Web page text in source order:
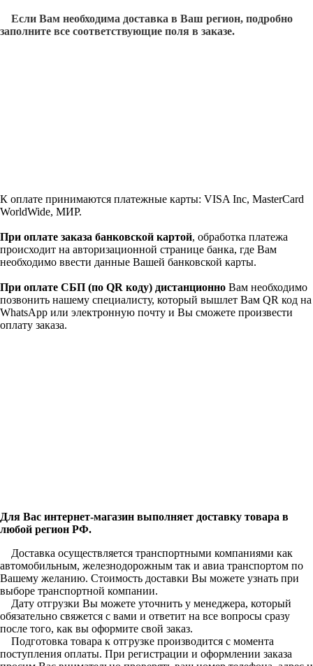
Если Вам необходима доставка в Ваш регион, подробно
заполните все соответствующие поля в заказе.
К оплате принимаются платежные карты: VISA Inc, MasterCard
WorldWide, МИР.
При оплате заказа банковской картой, обработка платежа
происходит на авторизационной странице банка, где Вам
необходимо ввести данные Вашей банковской карты.
При оплате СБП (по QR коду) дистанционно Вам необходимо
позвонить нашему специалисту, который вышлет Вам QR код на
WhatsApp или электронную почту и Вы сможете произвести
оплату заказа.
Для Вас интернет-магазин выполняет доставку товара в
любой регион РФ.
Доставка осуществляется транспортными компаниями как
автомобильным, железнодорожным так и авиа транспортом по
Вашему желанию. Стоимость доставки Вы можете узнать при
выборе транспортной компании.
Дату отгрузки Вы можете уточнить у менеджера, который
обязательно свяжется с вами и ответит на все вопросы сразу
после того, как вы оформите свой заказ.
Подготовка товара к отгрузке производится с момента
поступления оплаты. При регистрации и оформлении заказа